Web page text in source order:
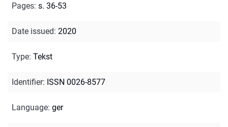
Pages: s. 36-53
Date issued: 2020
Type: Tekst
Identifier: ISSN 0026-8577
Language: ger